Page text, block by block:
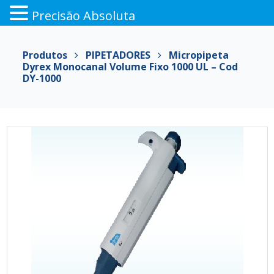
para
conteúdo
Produtos PIPETADORES
Micropipeta
Dyrex Monocanal Volume Fixo 1000 UL – Cod
DY-1000
Precisão Absoluta